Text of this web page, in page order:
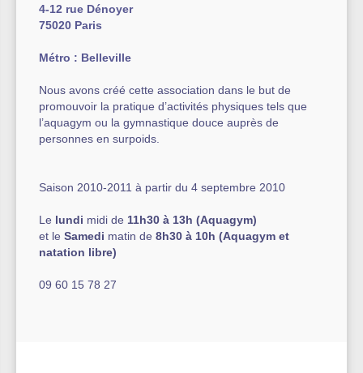
4-12 rue Dénoyer
75020 Paris
Métro : Belleville
Nous avons créé cette association dans le but de
promouvoir la pratique d’activités physiques tels que
l’aquagym ou la gymnastique douce auprès de
personnes en surpoids.
Saison 2010-2011 à partir du 4 septembre 2010
Le lundi midi de 11h30 à 13h (Aquagym)
et le Samedi matin de 8h30 à 10h (Aquagym et
natation libre)
09 60 15 78 27